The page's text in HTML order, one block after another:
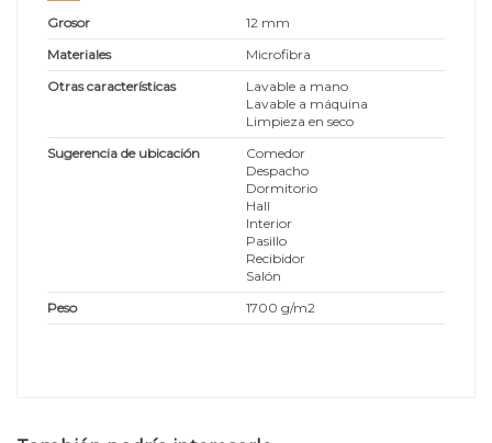
Grosor
12 mm
Materiales
Microfibra
Otras características
Lavable a mano
Lavable a máquina
Limpieza en seco
Sugerencia de ubicación
Comedor
Despacho
Dormitorio
Hall
Interior
Pasillo
Recibidor
Salón
Peso
1700 g/m2